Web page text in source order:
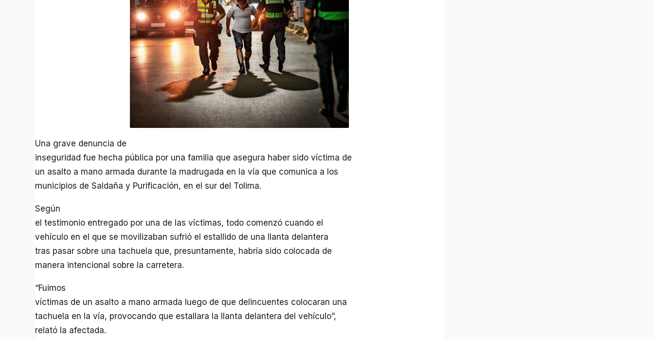
Una grave denuncia de
inseguridad fue hecha pública por una familia que asegura haber sido víctima de
un asalto a mano armada durante la madrugada en la vía que comunica a los
municipios de Saldaña y Purificación, en el sur del Tolima.
Según
el testimonio entregado por una de las víctimas, todo comenzó cuando el
vehículo en el que se movilizaban sufrió el estallido de una llanta delantera
tras pasar sobre una tachuela que, presuntamente, habría sido colocada de
manera intencional sobre la carretera.
“Fuimos
víctimas de un asalto a mano armada luego de que delincuentes colocaran una
tachuela en la vía, provocando que estallara la llanta delantera del vehículo”,
relató la afectada.